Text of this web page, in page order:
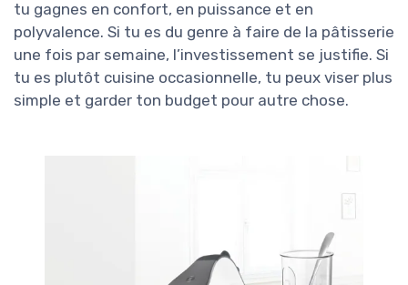
tu gagnes en confort, en puissance et en
polyvalence. Si tu es du genre à faire de la pâtisserie
une fois par semaine, l’investissement se justifie. Si
tu es plutôt cuisine occasionnelle, tu peux viser plus
simple et garder ton budget pour autre chose.